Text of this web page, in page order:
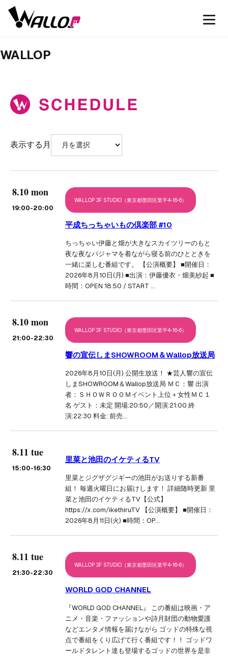
WALLOP
表示する月
8.10 mon
19:00-20:00
WALLOP 3F STUDIO（東京都墨田区業平4-16-6）
平成ちっちゃいもの倶楽部 #10
ちっちゃい伊藤と畑が大きなスカイツリーのもと
夜な夜なパジャマを着ながら寝る前のひとときを
一緒に楽しむ番組です。 【公演概要】 ■開催日：
2026年8月10日(月) ■出演：伊藤優衣・畑美紗起 ■
時間：OPEN 18:50 / START …
8.10 mon
21:00-22:30
WALLOP 3F STUDIO（東京都墨田区業平4-16-6）
響の宣伝しまSHOWROOM＆Wallop放送局
2026年8月10日(月) 公開生放送！ ★芸人響の宣伝
しまSHOWROOM＆Wallop放送局 ＭＣ：響 出演
者：ＳＨＯＷＲＯＯＭイベント上位＋女性ＭＣ１
名 ゲスト：未定 開場:20:50／開演:21:00 終
演:22:30 料金: 前売…
8.11 tue
15:00-16:30
里菜と池田のイケティるTV
里菜とジグザグジギーの池田がお送りする新番
組！ 毎週火曜日にお届けします！ 詳細随時更新 里
菜と池田のイケティるTV【公式】
https://x.com/ikethiruTV 【公演概要】 ■開催日：
2026年8月11日(火) ■時間：OP…
8.11 tue
21:30-22:30
WALLOP 3F STUDIO（東京都墨田区業平4-16-6）
WORLD GOD CHANNEL
『WORLD GOD CHANNEL』 この番組は映画・ア
ニメ・音楽・ファッションや詩月財団の動物愛護
などエンタメ情報を届けながら ゴッドの特殊な視
点で番組をくり広げて行く番組です！！ ゴッドワ
ールドタレント達も登場するゴッドの世界を是非